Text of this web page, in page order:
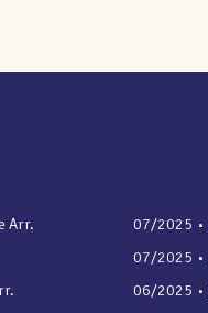
Arr.
07/2025 •
07/2025 •
06/2025 •